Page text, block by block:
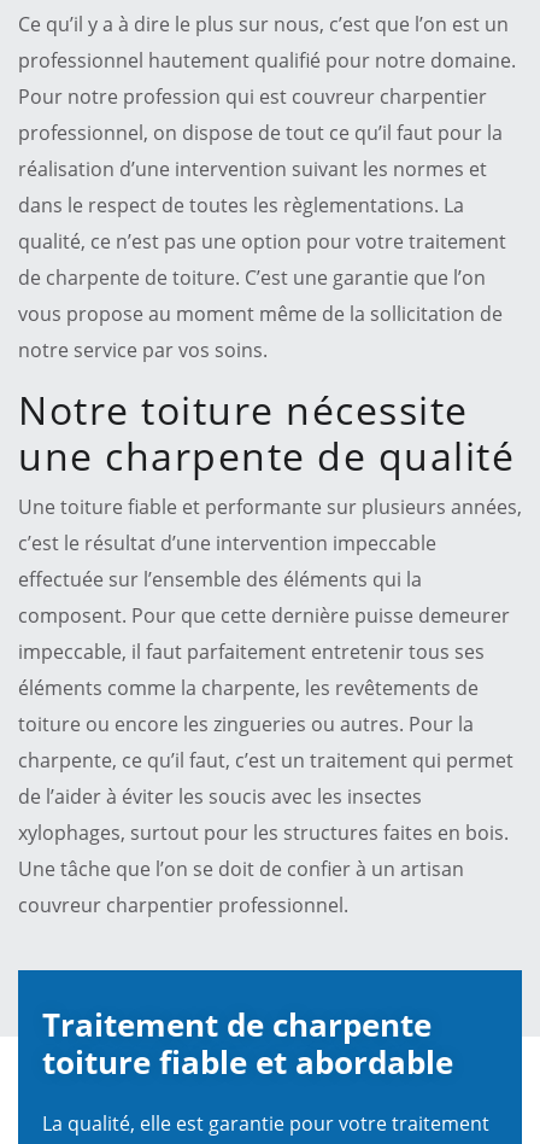
Ce qu’il y a à dire le plus sur nous, c’est que l’on est un
professionnel hautement qualifié pour notre domaine.
Pour notre profession qui est couvreur charpentier
professionnel, on dispose de tout ce qu’il faut pour la
réalisation d’une intervention suivant les normes et
dans le respect de toutes les règlementations. La
qualité, ce n’est pas une option pour votre traitement
de charpente de toiture. C’est une garantie que l’on
vous propose au moment même de la sollicitation de
notre service par vos soins.
Notre toiture nécessite
une charpente de qualité
Une toiture fiable et performante sur plusieurs années,
c’est le résultat d’une intervention impeccable
effectuée sur l’ensemble des éléments qui la
composent. Pour que cette dernière puisse demeurer
impeccable, il faut parfaitement entretenir tous ses
éléments comme la charpente, les revêtements de
toiture ou encore les zingueries ou autres. Pour la
charpente, ce qu’il faut, c’est un traitement qui permet
de l’aider à éviter les soucis avec les insectes
xylophages, surtout pour les structures faites en bois.
Une tâche que l’on se doit de confier à un artisan
couvreur charpentier professionnel.
Traitement de charpente
toiture fiable et abordable
La qualité, elle est garantie pour votre traitement